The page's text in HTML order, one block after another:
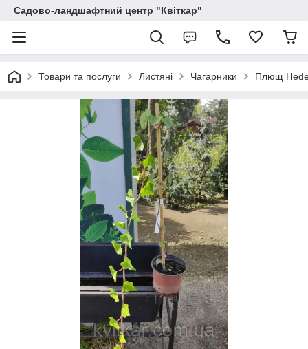
Садово-ландшафтний центр "Квіткар"
Товари та послуги Листяні Чагарники Плющ